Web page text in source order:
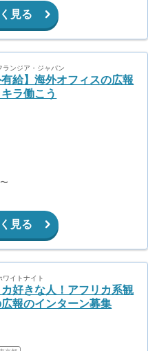
見る
ランジア・ジャパン
有給】海外オフィスの広報
ラ働こう
見る
ワイトナイト
好きな人！アフリカ系観
報のインターン募集